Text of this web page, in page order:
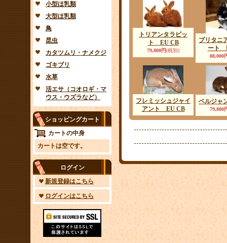
小型ほ乳類
大型ほ乳類
鳥
昆虫
カタツムリ・ナメクジ
ゴキブリ
水草
活エサ（コオロギ・マ
ウス・ウズラなど）
ショッピングカート
カートの中身
カートは空です。
ログイン
新規登録はこちら
ログインはこちら
トリアンタラビッ
ト EU CB
79,800円(税別)
ブリタニ
ート
88,000
フレミッシュジャイ
アント EU CB
ベルジャ
79,800